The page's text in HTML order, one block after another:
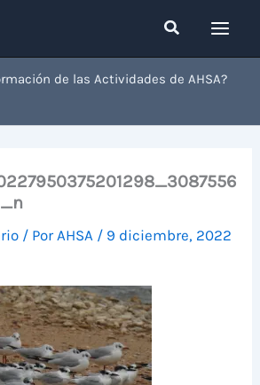
Buscar
de las Actividades de AHSA?
/ Por AHSA / 9 diciembre, 2022